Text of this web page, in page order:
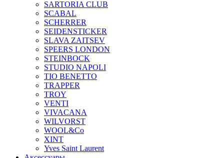
SARTORIA CLUB
SCABAL
SCHERRER
SEIDENSTICKER
SLAVA ZAITSEV
SPEERS LONDON
STEINBOCK
STUDIO NAPOLI
TIO BENETTO
TRAPPER
TROY
VENTI
VIVACANA
WILVORST
WOOL&Co
XINT
Yves Saint Laurent